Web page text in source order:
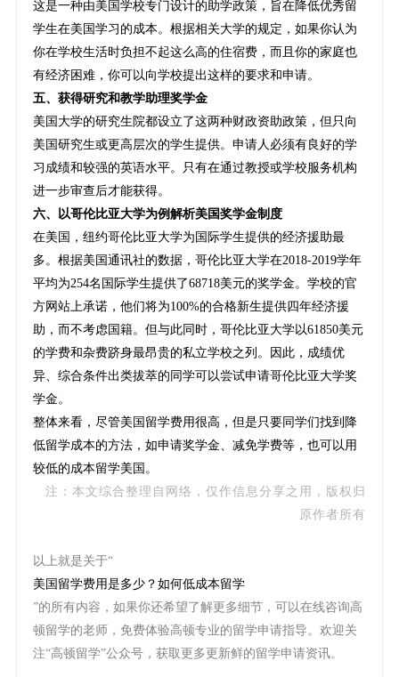
这是一种由美国学校专门设计的助学政策，旨在降低优秀留
学生在美国学习的成本。根据相关大学的规定，如果你认为
你在学校生活时负担不起这么高的住宿费，而且你的家庭也
有经济困难，你可以向学校提出这样的要求和申请。
五、获得研究和教学助理奖学金
美国大学的研究生院都设立了这两种财政资助政策，但只向
美国研究生或更高层次的学生提供。申请人必须有良好的学
习成绩和较强的英语水平。只有在通过教授或学校服务机构
进一步审查后才能获得。
六、以哥伦比亚大学为例解析美国奖学金制度
在美国，纽约哥伦比亚大学为国际学生提供的经济援助最
多。根据美国通讯社的数据，哥伦比亚大学在2018-2019学年
平均为254名国际学生提供了68718美元的奖学金。学校的官
方网站上承诺，他们将为100%的合格新生提供四年经济援
助，而不考虑国籍。但与此同时，哥伦比亚大学以61850美元
的学费和杂费跻身最昂贵的私立学校之列。因此，成绩优
异、综合条件出类拔萃的同学可以尝试申请哥伦比亚大学奖
学金。
整体来看，尽管美国留学费用很高，但是只要同学们找到降
低留学成本的方法，如申请奖学金、减免学费等，也可以用
较低的成本留学美国。
注：本文综合整理自网络，仅作信息分享之用，版权归
原作者所有
以上就是关于“
美国留学费用是多少？如何低成本留学
”的所有内容，如果你还希望了解更多细节，可以在线咨询高
顿留学的老师，免费体验高顿专业的留学申请指导。欢迎关
注“高顿留学”公众号，获取更多更新鲜的留学申请资讯。